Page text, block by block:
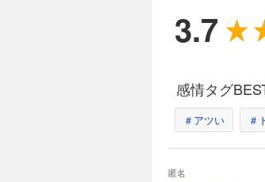
3.7
感情タグ
＃アツい ＃
匿名